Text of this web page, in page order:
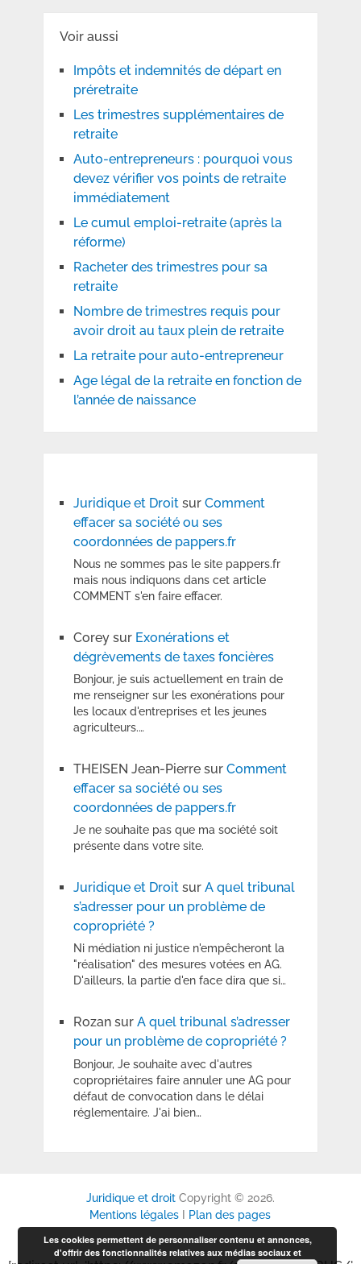
Voir aussi
Impôts et indemnités de départ en
préretraite
Les trimestres supplémentaires de
retraite
Auto-entrepreneurs : pourquoi vous
devez vérifier vos points de retraite
immédiatement
Le cumul emploi-retraite (après la
réforme)
Racheter des trimestres pour sa
retraite
Nombre de trimestres requis pour
avoir droit au taux plein de retraite
La retraite pour auto-entrepreneur
Age légal de la retraite en fonction de
l’année de naissance
Juridique et Droitsur Comment
effacer sa société ou ses
coordonnées de pappers.fr
Nous ne sommes pas le site pappers.fr
mais nous indiquons dans cet article
COMMENT s'en faire effacer.
Coreysur Exonérations et
dégrèvements de taxes foncières
Bonjour, je suis actuellement en train de
me renseigner sur les exonérations pour
les locaux d'entreprises et les jeunes
agriculteurs.…
THEISEN Jean-Pierresur Comment
effacer sa société ou ses
coordonnées de pappers.fr
Je ne souhaite pas que ma société soit
présente dans votre site.
Juridique et Droitsur A quel tribunal
s’adresser pour un problème de
copropriété ?
Ni médiation ni justice n'empêcheront la
"réalisation" des mesures votées en AG.
D'ailleurs, la partie d'en face dira que si…
Rozansur A quel tribunal s’adresser
pour un problème de copropriété ?
Bonjour, Je souhaite avec d'autres
copropriétaires faire annuler une AG pour
défaut de convocation dans le délai
réglementaire. J'ai bien…
Juridique et droitCopyright © 2026.
Mentions légales
Plan des pages
Les cookies permettent de personnaliser contenu et annonces,
d'offrir des fonctionnalités relatives aux médias sociaux et